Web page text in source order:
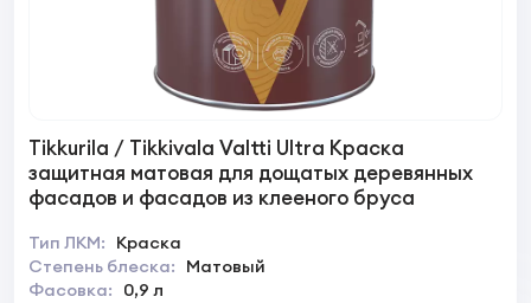
Tikkurila / Tikkivala Valtti Ultra Краска
защитная матовая для дощатых деревянных
фасадов и фасадов из клееного бруса
Тип ЛКМ:
Краска
Степень блеска:
Матовый
Фасовка:
0,9 л